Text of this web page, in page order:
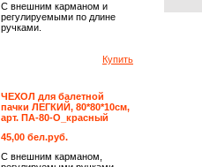
С внешним карманом и
регулируемыми по длине
ручками.
Купить
ЧЕХОЛ для балетной
пачки ЛЕГКИЙ, 80*80*10см,
арт. ПА-80-О_красный
45,00 бел.руб.
С внешним карманом,